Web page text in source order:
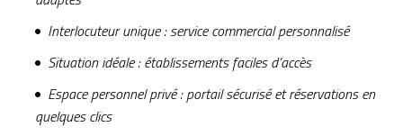
Interlocuteur unique : service commercial personnalisé
Situation idéale : établissements faciles d’accès
Espace personnel privé : portail sécurisé et réservations en
quelques clics